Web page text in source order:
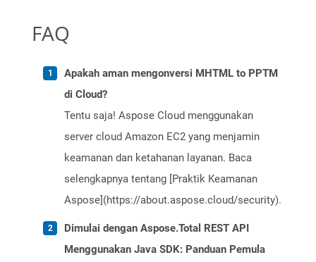
FAQ
Apakah aman mengonversi MHTML to PPTM
di Cloud?
Tentu saja! Aspose Cloud menggunakan
server cloud Amazon EC2 yang menjamin
keamanan dan ketahanan layanan. Baca
selengkapnya tentang [Praktik Keamanan
Aspose](https://about.aspose.cloud/security).
Dimulai dengan Aspose.Total REST API
Menggunakan Java SDK: Panduan Pemula